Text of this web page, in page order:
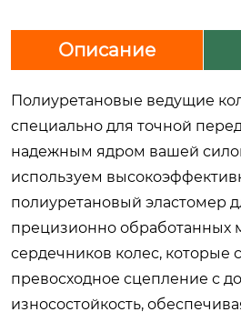
Описание
Полиуретановые ведущие
специально для точной
надежным ядром вашей
используем
полиуретановый эластомер
прецизионно обработанных
сердечников колес, которые
превосходное сцепление с
износостойкость,